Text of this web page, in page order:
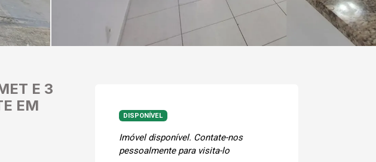
E 3
EM
DISPONÍVEL
Imóvel disponível. Contate-nos
pessoalmente para visita-lo